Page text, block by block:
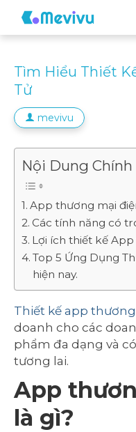
Tìm Hiểu Thiết
Tử
mevivu
Nội Dung Chính
App thương mại
Các tính năng có
Lợi ích thiết kế
Top 5 Ứng Dụng
hiện nay.
Thiết kế app
doanh cho các
phẩm đa dạng và
tương lai.
App
là gì?